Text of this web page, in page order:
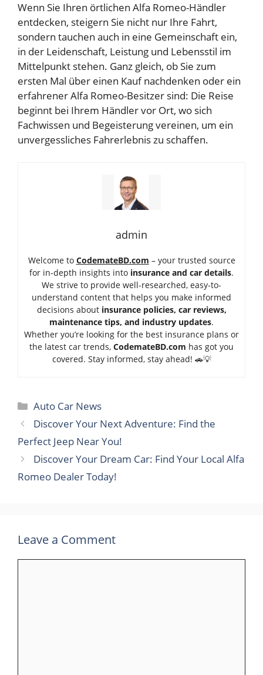
Wenn Sie Ihren örtlichen Alfa Romeo-Händler
entdecken, steigern Sie nicht nur Ihre Fahrt,
sondern tauchen auch in eine Gemeinschaft ein,
in der Leidenschaft, Leistung und Lebensstil im
Mittelpunkt stehen. Ganz gleich, ob Sie zum
ersten Mal über einen Kauf nachdenken oder ein
erfahrener Alfa Romeo-Besitzer sind: Die Reise
beginnt bei Ihrem Händler vor Ort, wo sich
Fachwissen und Begeisterung vereinen, um ein
unvergessliches Fahrerlebnis zu schaffen.
admin
Welcome to CodemateBD.com – your trusted source
for in-depth insights into insurance and car details.
We strive to provide well-researched, easy-to-
understand content that helps you make informed
decisions about insurance policies, car reviews,
maintenance tips, and industry updates.
Whether you’re looking for the best insurance plans or
the latest car trends, CodemateBD.com has got you
covered. Stay informed, stay ahead! 🚗💡
Categories
Auto Car News
Discover Your Next Adventure: Find the
Perfect Jeep Near You!
Discover Your Dream Car: Find Your Local Alfa
Romeo Dealer Today!
Leave a Comment